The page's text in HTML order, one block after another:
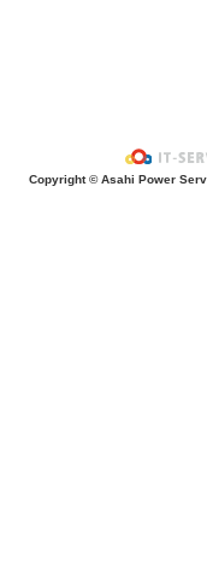
Copyright © Asahi Power